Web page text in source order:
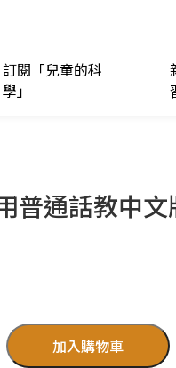
訂閱「兒童的科
學」
普通話教中
加入購物車